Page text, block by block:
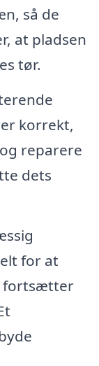
så de
at pladsen
tør.
korrekt,
reparere
dets
for at
fortsætter